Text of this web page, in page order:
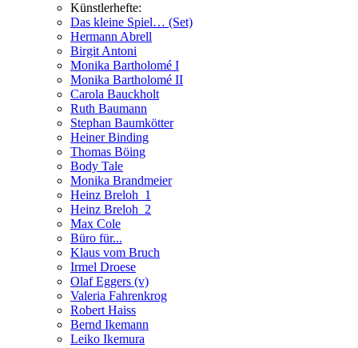
Künstlerhefte:
Das kleine Spiel… (Set)
Hermann Abrell
Birgit Antoni
Monika Bartholomé I
Monika Bartholomé II
Carola Bauckholt
Ruth Baumann
Stephan Baumkötter
Heiner Binding
Thomas Böing
Body Tale
Monika Brandmeier
Heinz Breloh_1
Heinz Breloh_2
Max Cole
Büro für...
Klaus vom Bruch
Irmel Droese
Olaf Eggers (v)
Valeria Fahrenkrog
Robert Haiss
Bernd Ikemann
Leiko Ikemura